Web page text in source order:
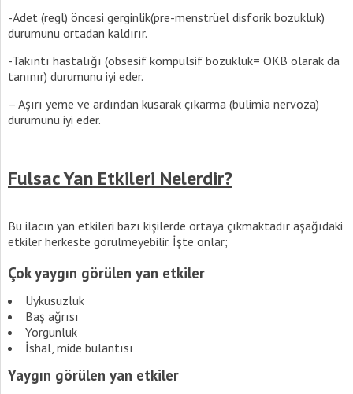
-Adet (regl) öncesi gerginlik(pre-menstrüel disforik bozukluk)
durumunu ortadan kaldırır.
-Takıntı hastalığı (obsesif kompulsif bozukluk= OKB olarak da
tanınır) durumunu iyi eder.
– Aşırı yeme ve ardından kusarak çıkarma (bulimia nervoza)
durumunu iyi eder.
Fulsac Yan Etkileri Nelerdir?
Bu ilacın yan etkileri bazı kişilerde ortaya çıkmaktadır aşağıdaki
etkiler herkeste görülmeyebilir. İşte onlar;
Çok yaygın görülen yan etkiler
Uykusuzluk
Baş ağrısı
Yorgunluk
İshal, mide bulantısı
Yaygın görülen yan etkiler